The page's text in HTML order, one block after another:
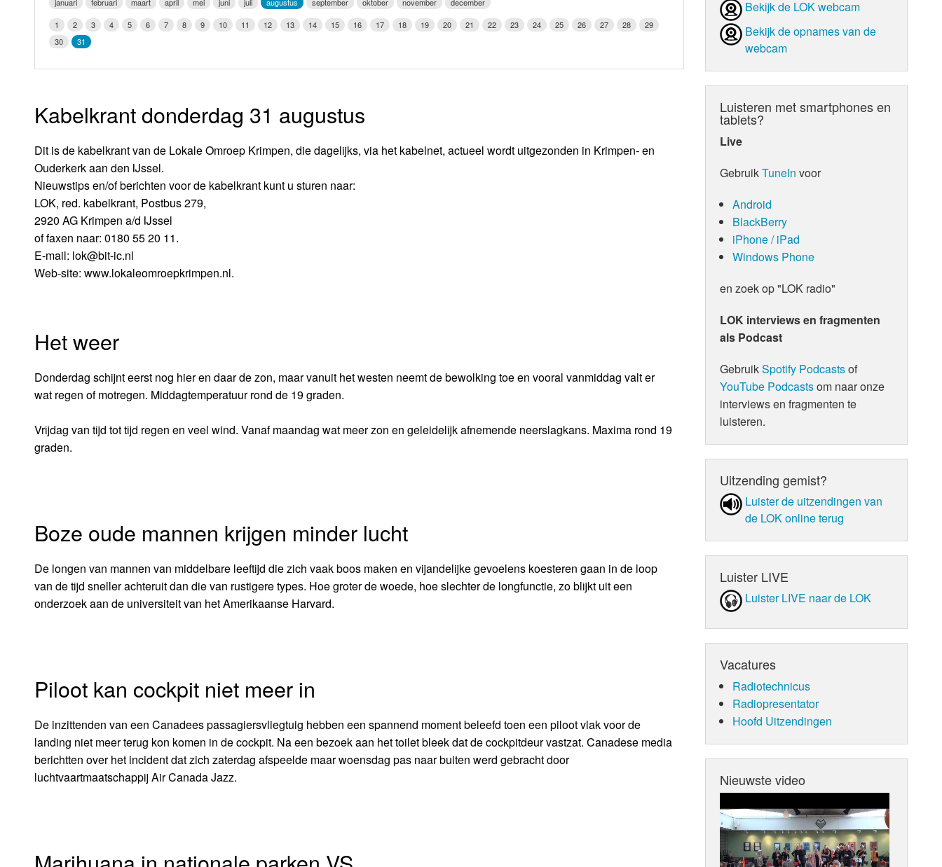
Vrijdag
LOK schijf
Oude LOK programma's
Weerman
1
2 3 4 5 6 7 8 9 10 11 12 13 14 15 16 17 18 19 20 21 22 23 24 25 26 27 28
29
30
31
Kabelkrant donderdag 31 augustus
Dit is de kabelkrant van de Lokale Omroep Krimpen, die dagelijks, via het kabelnet, actueel wordt uitgezonden in Krimpen- en
Ouderkerk aan den IJssel.
Nieuwstips en/of berichten voor de kabelkrant kunt u sturen naar:
LOK, red. kabelkrant, Postbus 279,
2920 AG Krimpen a/d IJssel
of faxen naar: 0180 55 20 11.
E-mail: lok@bit-ic.nl
Web-site: www.lokaleomroepkrimpen.nl.
Het weer
Donderdag schijnt eerst nog hier en daar de zon, maar vanuit het westen neemt de bewolking toe en vooral vanmiddag valt er
wat regen of motregen. Middagtemperatuur rond de 19 graden.
Vrijdag van tijd tot tijd regen en veel wind. Vanaf maandag wat meer zon en geleidelijk afnemende neerslagkans. Maxima rond 19
graden.
Boze oude mannen krijgen minder lucht
De longen van mannen van middelbare leeftijd die zich vaak boos maken en vijandelijke gevoelens koesteren gaan in de loop
van de tijd sneller achteruit dan die van rustigere types. Hoe groter de woede, hoe slechter de longfunctie, zo blijkt uit een
onderzoek aan de universiteit van het Amerikaanse Harvard.
Piloot kan cockpit niet meer in
De inzittenden van een Canadees passagiersvliegtuig hebben een spannend moment beleefd toen een piloot vlak voor de
landing niet meer terug kon komen in de cockpit. Na een bezoek aan het toilet bleek dat de cockpitdeur vastzat. Canadese media
berichtten over het incident dat zich zaterdag afspeelde maar woensdag pas naar buiten werd gebracht door
luchtvaartmaatschappij Air Canada Jazz.
Bekijk de LOK webcam
Bekijk de opnames van de
webcam
Luisteren met smartphones en
tablets?
Live
GebruikTuneIn voor
Android
BlackBerry
iPhone / iPad
Windows Phone
en zoek op "LOK radio"
LOK interviews en fragmenten
als Podcast
GebruikSpotify Podcastsof
YouTube Podcastsom naar onze
interviews en fragmenten te
luisteren.
Uitzending gemist?
Luister de uit­zen­din­gen van
de LOK online terug
Luister LIVE
Luister LIVE naar de LOK
Vacatures
Radiotechnicus
Radiopresentator
Hoofd Uitzendingen
Nieuwste video